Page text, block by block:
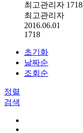
최고관리자 1718
최고관리자
2016.06.01
1718
초기화
날짜순
조회순
정렬
검색